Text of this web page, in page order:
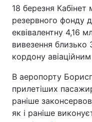
18 березня Кабінет
резервного фонду
еквівалентну 4,16
вивезення близько
кордону
В аеропорту
прилетіших
раніше
як і раніше